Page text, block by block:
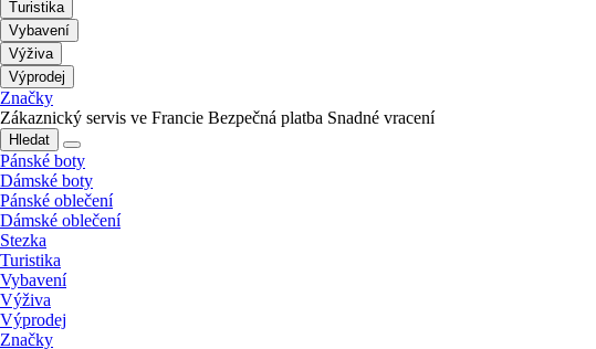
Turistika
Vybavení
Výživa
Výprodej
Značky
Zákaznický servis ve Francie Bezpečná platba Snadné vracení
Hledat
Pánské boty
Dámské boty
Pánské oblečení
Dámské oblečení
Stezka
Turistika
Vybavení
Výživa
Výprodej
Značky